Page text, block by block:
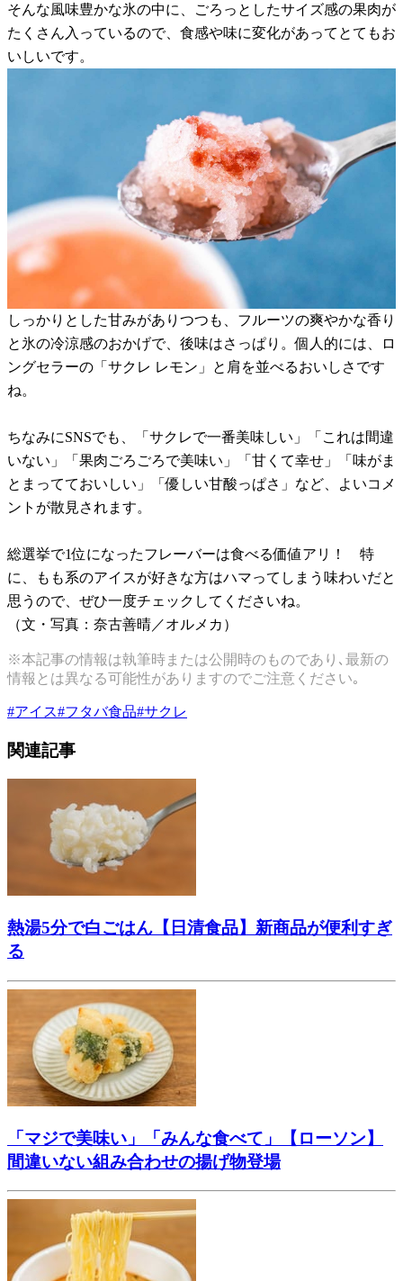
そんな風味豊かな氷の中に、ごろっとしたサイズ感の果肉が
たくさん入っているので、食感や味に変化があってとてもお
いしいです。
しっかりとした甘みがありつつも、フルーツの爽やかな香り
と氷の冷涼感のおかげで、後味はさっぱり。個人的には、ロ
ングセラーの「サクレ レモン」と肩を並べるおいしさです
ね。
ちなみにSNSでも、「サクレで一番美味しい」「これは間違
いない」「果肉ごろごろで美味い」「甘くて幸せ」「味がま
とまってておいしい」「優しい甘酸っぱさ」など、よいコメ
ントが散見されます。
総選挙で1位になったフレーバーは食べる価値アリ！ 特
に、もも系のアイスが好きな方はハマってしまう味わいだと
思うので、ぜひ一度チェックしてくださいね。
（文・写真：奈古善晴／オルメカ）
※本記事の情報は執筆時または公開時のものであり､最新の
情報とは異なる可能性がありますのでご注意ください｡
#アイス#フタバ食品#サクレ
関連記事
熱湯5分で白ごはん【日清食品】新商品が便利すぎ
る
「マジで美味い」「みんな食べて」【ローソン】
間違いない組み合わせの揚げ物登場